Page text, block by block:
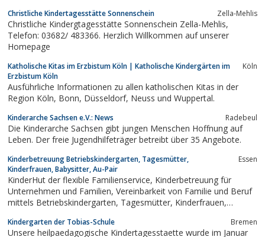
Christliche Kindertagesstätte Sonnenschein Zella-Mehlis
Christliche Kindergtagesstätte Sonnenschein Zella-Mehlis,
Telefon: 03682/ 483366. Herzlich Willkommen auf unserer
Homepage
Katholische Kitas im Erzbistum Köln | Katholische Kindergärten im
Erzbistum Köln
Köln
Ausführliche Informationen zu allen katholischen Kitas in der
Region Köln, Bonn, Düsseldorf, Neuss und Wuppertal.
Kinderarche Sachsen e.V.: News Radebeul
Die Kinderarche Sachsen gibt jungen Menschen Hoffnung auf
Leben. Der freie Jugendhilfeträger betreibt über 35 Angebote.
Kinderbetreuung Betriebskindergarten, Tagesmütter,
Kinderfrauen, Babysitter, Au-Pair
Essen
KinderHut der flexible Familienservice, Kinderbetreuung für
Unternehmen und Familien, Vereinbarkeit von Familie und Beruf
mittels Betriebskindergarten, Tagesmütter, Kinderfrauen,
Kindergarten der Tobias-Schule Bremen
Unsere heilpaedagogische Kindertagesstaette wurde im Januar